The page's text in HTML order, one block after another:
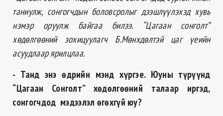
таниулж, сонгогчдын боловсролыг дээшлүүлэхэд хувь
нэмэр оруулж байгаа билээ. “Цагаан сонголт”
хөдөлгөөний зохицуулагч Б.Мөнхдөлтэй цаг үеийн
асуудлаар ярилцлаа.
- Танд энэ өдрийн мэнд хүргэе. Юуны түрүүнд
“Цагаан Сонголт” хөдөлгөөний талаар иргэд,
сонгогчдод мэдээлэл өгөхгүй юу?